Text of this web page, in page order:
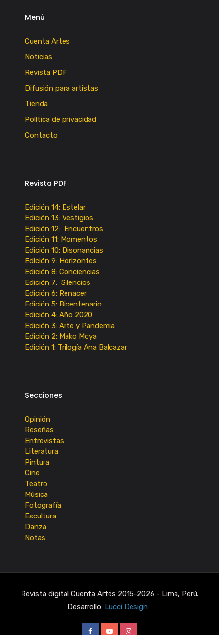
Menú
Cuenta Artes
Noticias
Revista PDF
Difusión para artistas
Tienda
Política de privacidad
Contacto
Revista PDF
Edición 14: Estelar
Edición 13: Vestigios
Edición 12: Encuentros
Edición 11: Momentos
Edición 10: Disonancias
Edición 9: Horizontes
Edición 8: Conciencias
Edición 7: Silencios
Edición 6: Renacer
Edición 5: Bicentenario
Edición 4: Año 2020
Edición 3: Arte y Pandemia
Edición 2: Mako Moya
Edición 1: Trilogía Ana Balcazar
Secciones
Opinión
Reseñas
Entrevistas
Literatura
Pintura
Cine
Teatro
Música
Fotografía
Escultura
Danza
Notas
Revista digital Cuenta Artes 2015-2026 - Lima, Perú.
Desarrollo: Lucci Design